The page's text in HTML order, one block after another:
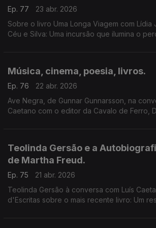
Ep. 77
23 abr. 2026
Sobre o livro Uma Longa Viagem com
Céu e Silva: Uma incursão que ilumina o
Música, cinema, poesia, livros.
Ep. 76
22 abr. 2026
Ave Negra, de Gunnar Gunnarsson, na
Caetano com o editor da Cavalo de Ferro,
Teolinda Gersão e a
de Martha Freud.
Ep. 75
21 abr. 2026
Teolinda Gersão à conversa com Luís
d'Escritas sobre o mais recente livro: Um